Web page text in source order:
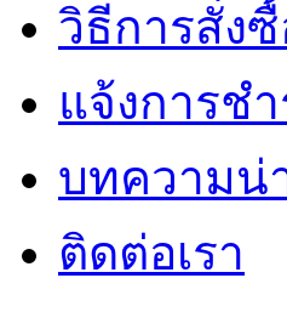
วิธีการสั่ง
แจ้งการชำ
บทความน่
ติดต่อเรา